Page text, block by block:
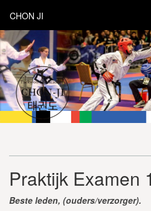
CHON JI
HOME
OVER CHON-JI
TRAINEN HOE EN WAT
CHON-JI KIDS
OVER TAEKWON-DO
PROEFLES AANVRAGEN
VEILIG SPORTEN
INSTRUCTEURS EN COACHES
Praktijk Examen
Beste leden, (ouders/verzorger).